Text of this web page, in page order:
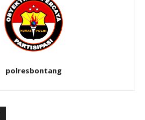
polresbontang